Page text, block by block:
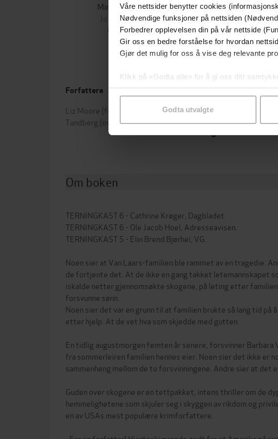
Våre nettsider benytter cookies
Nødvendige funksjoner på nettsiden
Forbedrer opplevelsen din på vår nettside
Gir oss en bedre forståelse for hvordan
Gjør det mulig for oss å vise deg relevante
Klikk på «Godta alle» for å gi oss ditt
samtykke til spesifikke formål ved å klikke
Godta utvalgte
Minnesota
Jo Nesbø
EBOK
Utskudd
Jørn Lier Horst
EBOK
Forfattere
Liz Moore (forfatter),
Eli-Ann
Tandberg (oversetter)
Forlag Aschehoug
Utgitt
Lengde
Om boken
TERNINGKAST 6 - Cathrine Krøger, Dagbladet.
TERNINGKAST 6 - Ole Jacob Hoel, Adresseavisen.
TERNINGKAST 5 - Elin Brend Bjørhei, VG.
Noen sier at Van Laars-familien ble rammet av en tragedie.
de fortjente det. At de ikke en gang takket letemannskapet
iskalde netter gjennomsøkte skogene, på leting etter
forsvunne sønn.
Noen sier det var en grunn til at familien brukte så lang tid på
etter hjelp. At de vet hva som skjedde med gutten.
En tidlig augustmorgen femten år senere, forsvinner Barbara
fra sommerleiren familien hennes eier. Noen sier det ikke er
sammenheng mellom de to forsvinningene. Andre sier at det
Guden over skogene er en tettpakket, intens thriller om de
hemmelighetene som skjuler seg i skyggen av rikdom og
en av USAs mest populære krimforfattere.